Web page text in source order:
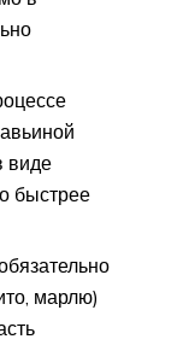
виде
быстрее
марлю)